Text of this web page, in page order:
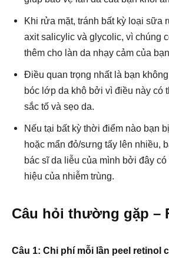
Khi rửa mặt, tránh bất kỳ loại sữa
axit salicylic và glycolic, vì chúng
thêm cho làn da nhạy cảm của
Điều quan trọng nhất là bạn
bóc lớp da khô bởi vì điều này có
sắc tố và sẹo da.
Nếu tại bất kỳ thời điểm nào bạn
hoặc mẩn đỏ/sưng tấy lên nhiều,
bác sĩ da liễu của mình bởi đây
hiệu của nhiễm trùng.
Câu hỏi thường gặp –
Câu 1: Chi phí mỗi lần peel retinol